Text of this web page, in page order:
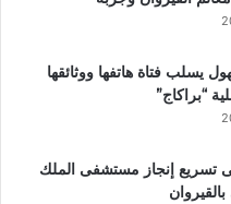
يسلب فتاة هاتفها ووثائقها
“براكاج”
تسريع إنجاز مستشفى الملك